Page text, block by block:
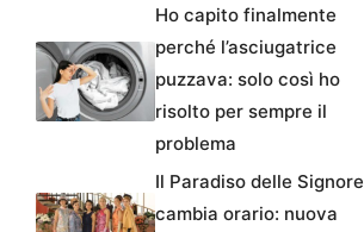
Ho capito finalmente
perché l’asciugatrice
puzzava: solo così ho
risolto per sempre il
problema
Il Paradiso delle Signore
cambia orario: nuova